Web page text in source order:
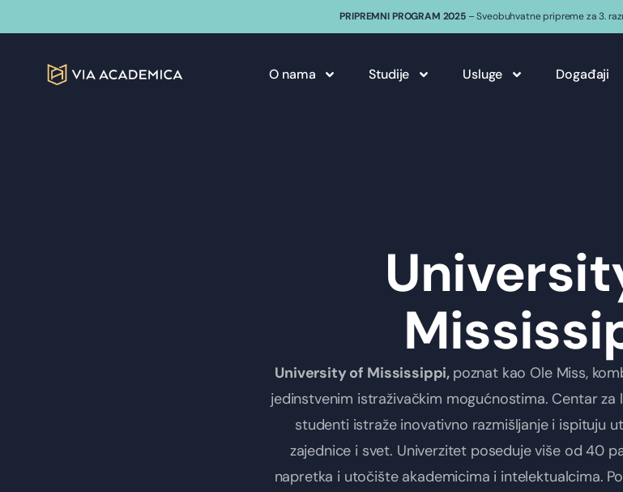
PRIPREMNI PROGRAM 2025– Sveobuhvatne pripreme za 3.
O nama Studije Usluge Događaji
University of Mississippi, poznat kao Ole Miss,
jedinstvenim istraživačkim mogućnostima. Centar
studenti istraže inovativno razmišljanje i ispituju
zajednice i svet. Univerzitet poseduje više od 40
napretka i utočište akademicima i intelektualcima.